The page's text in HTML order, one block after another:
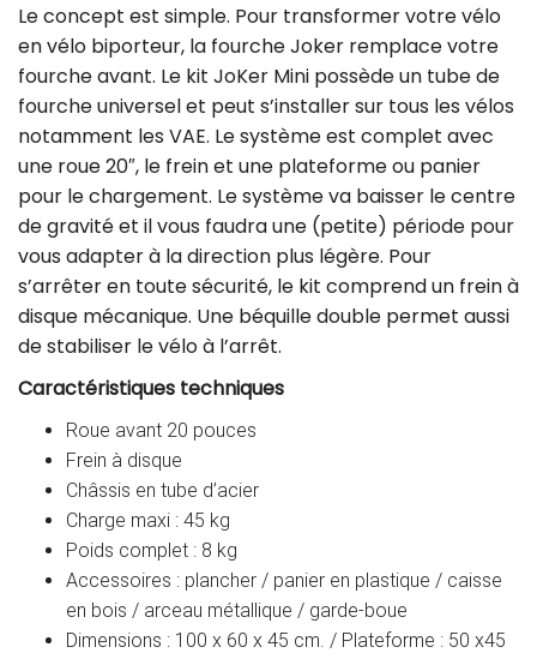
Le concept est simple. Pour transformer votre vélo
en vélo biporteur, la fourche Joker remplace votre
fourche avant. Le kit JoKer Mini possède un tube de
fourche universel et peut s’installer sur tous les vélos
notamment les VAE. Le système est complet avec
une roue 20″, le frein et une plateforme ou panier
pour le chargement. Le système va baisser le centre
de gravité et il vous faudra une (petite) période pour
vous adapter à la direction plus légère. Pour
s’arrêter en toute sécurité, le kit comprend un frein à
disque mécanique. Une béquille double permet aussi
de stabiliser le vélo à l’arrêt.
Caractéristiques techniques
Roue avant 20 pouces
Frein à disque
Châssis en tube d’acier
Charge maxi : 45 kg
Poids complet : 8 kg
Accessoires : plancher / panier en plastique / caisse
en bois / arceau métallique / garde-boue
Dimensions : 100 x 60 x 45 cm. / Plateforme : 50 x45